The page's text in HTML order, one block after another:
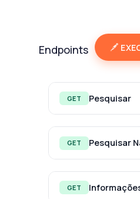
Endpoints
GET Pesquisar
GET Pesquisar
GET